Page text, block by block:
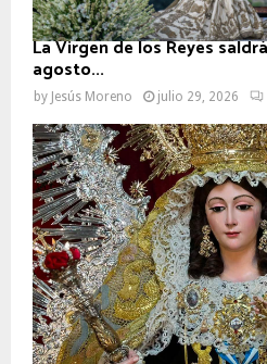
La Virgen de los Reyes
agosto...
by Jesús Moreno julio 29, 2026